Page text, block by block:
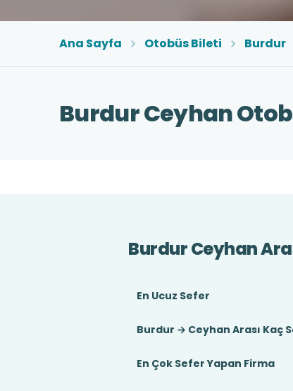
Ana Sayfa Otobüs Bileti Burdur
Burdur Ceyhan
Burdur Ceyhan
En Ucuz Sefer
Burdur → Ceyhan Arası Kaç
En Çok Sefer Yapan Firma